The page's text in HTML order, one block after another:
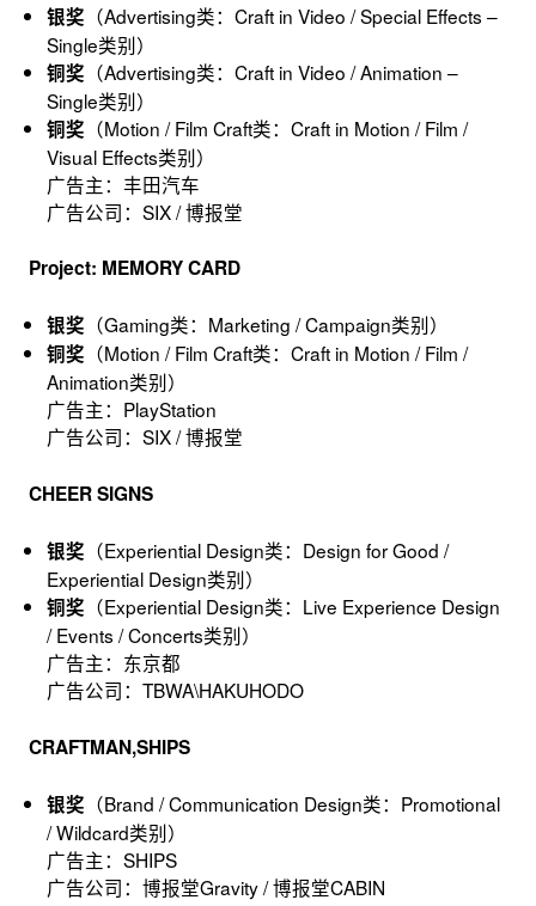
银奖 （Advertising类：Craft in Video / Special Effects –
Single类别）
铜奖 （Advertising类：Craft in Video / Animation –
Single类别）
铜奖 （Motion / Film Craft类：Craft in Motion / Film /
Visual Effects类别）
广告主：丰田汽车
广告公司：SIX / 博报堂
Project: MEMORY CARD
银奖 （Gaming类：Marketing / Campaign类别）
铜奖 （Motion / Film Craft类：Craft in Motion / Film /
Animation类别）
广告主：PlayStation
广告公司：SIX / 博报堂
CHEER SIGNS
银奖 （Experiential Design类：Design for Good /
Experiential Design类别）
铜奖 （Experiential Design类：Live Experience Design
/ Events / Concerts类别）
广告主：东京都
广告公司：TBWA\HAKUHODO
CRAFTMAN,SHIPS
银奖 （Brand / Communication Design类：Promotional
/ Wildcard类别）
广告主：SHIPS
广告公司：博报堂Gravity / 博报堂CABIN